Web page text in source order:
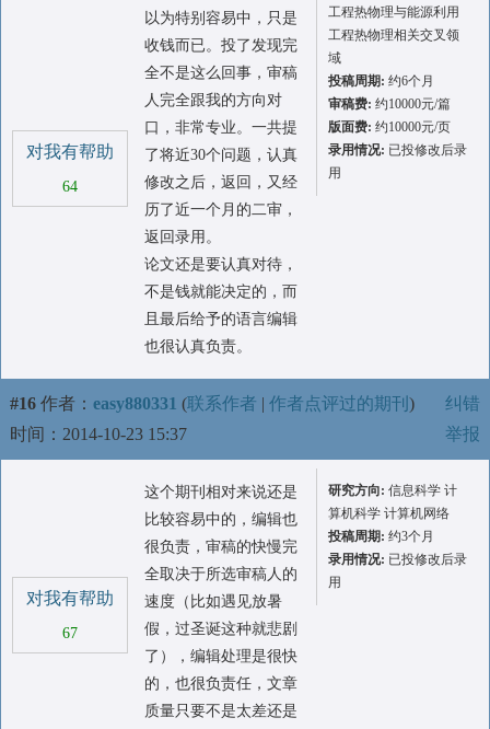
对我有帮助
64
以为特别容易中，只是
收钱而已。投了发现完
全不是这么回事，审稿
人完全跟我的方向对
口，非常专业。一共提
了将近30个问题，认真
修改之后，返回，又经
历了近一个月的二审，
返回录用。
论文还是要认真对待，
不是钱就能决定的，而
且最后给予的语言编辑
也很认真负责。
工程热物理与能源利用
工程热物理相关交叉领
域
投稿周期: 约6个月
审稿费: 约10000元/篇
版面费: 约10000元/页
录用情况: 已投修改后录
用
#16 作者： easy880331 (联系作者 | 作者点评过的期刊 )
时间：2014-10-23 15:37
纠错
举报
对我有帮助
67
这个期刊相对来说还是
比较容易中的，编辑也
很负责，审稿的快慢完
全取决于所选审稿人的
速度（比如遇见放暑
假，过圣诞这种就悲剧
了），编辑处理是很快
的，也很负责任，文章
质量只要不是太差还是
研究方向: 信息科学 计
算机科学 计算机网络
投稿周期: 约3个月
录用情况: 已投修改后录
用